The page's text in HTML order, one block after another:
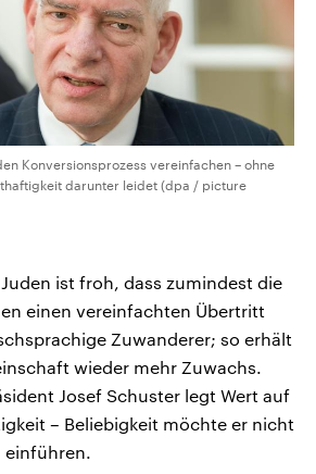
Konversionsprozess vereinfachen – ohne
darunter leidet (dpa / picture
ist froh, dass zumindest die
einen vereinfachten Übertritt
Zuwanderer; so erhält
wieder mehr Zuwachs.
Josef Schuster legt Wert auf
– Beliebigkeit möchte er nicht
einführen.